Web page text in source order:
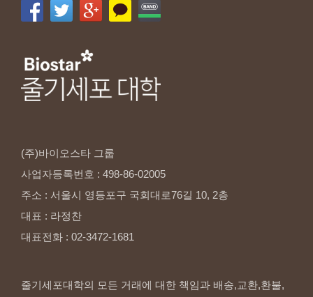
(주)바이오스타 그룹
사업자등록번호 : 498-86-02005
주소 : 서울시 영등포구 국회대로76길 10, 2층
대표 : 라정찬
대표전화 : 02-3472-1681
줄기세포대학의 모든 거래에 대한 책임과 배송,교환,환불,